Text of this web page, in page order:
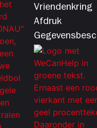
Vriendenkring
Afdruk